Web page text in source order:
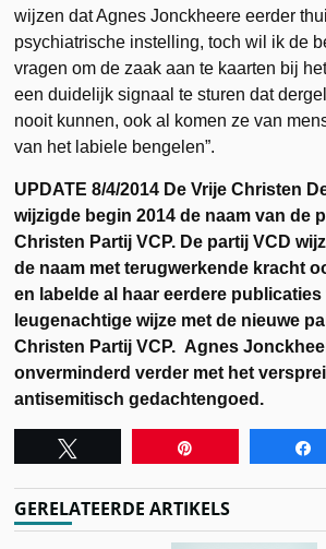
wijzen dat Agnes Jonckheere eerder
psychiatrische instelling, toch wil ik de
vragen om de zaak aan te kaarten bij
een duidelijk signaal te sturen dat
nooit kunnen, ook al komen ze van
van het labiele bengelen”.
UPDATE 8/4/2014 De Vrije Christen
wijzigde begin 2014 de naam van de
Christen Partij VCP. De partij VCD
de naam met terugwerkende kracht
en labelde al haar eerdere
leugenachtige wijze met de nieuwe
Christen Partij VCP. Agnes
onverminderd verder met het
antisemitisch gedachtengoed.
GERELATEERDE ARTIKELS